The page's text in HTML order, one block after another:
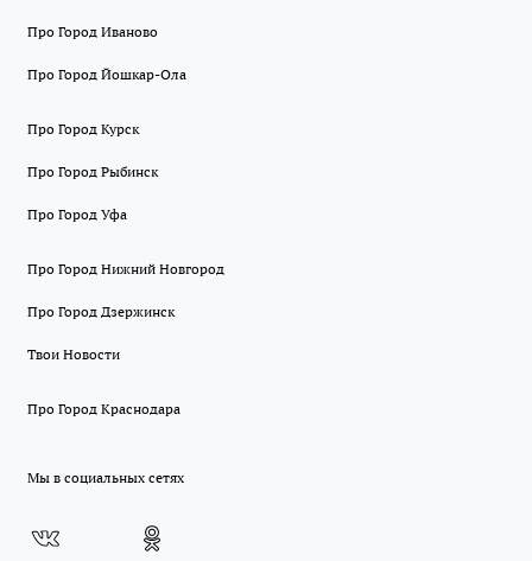
Про Город Иваново
Про Город Йошкар-Ола
Про Город Курск
Про Город Рыбинск
Про Город Уфа
Про Город Нижний Новгород
Про Город Дзержинск
Твои Новости
Про Город Краснодара
Мы в социальных сетях